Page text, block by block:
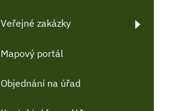
Veřejné zakázky
Mapový portál
Objednání na úřad